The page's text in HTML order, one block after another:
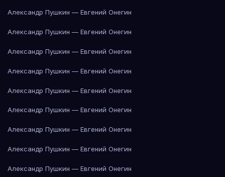
Александр Пушкин — Евгений Онегин
Александр Пушкин — Евгений Онегин
Александр Пушкин — Евгений Онегин
Александр Пушкин — Евгений Онегин
Александр Пушкин — Евгений Онегин
Александр Пушкин — Евгений Онегин
Александр Пушкин — Евгений Онегин
Александр Пушкин — Евгений Онегин
Александр Пушкин — Евгений Онегин